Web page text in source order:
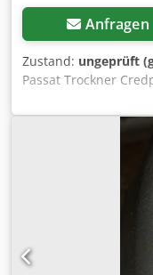
Anfragen
Zustand: ungeprüft
Passat Trockner